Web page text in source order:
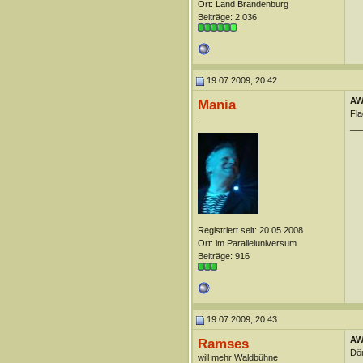
Ort: Land Brandenburg
Beiträge: 2.036
19.07.2009, 20:42
Mania
Registriert seit: 20.05.2008
Ort: im Paralleluniversum
Beiträge: 916
19.07.2009, 20:43
Ramses
will mehr Waldbühne